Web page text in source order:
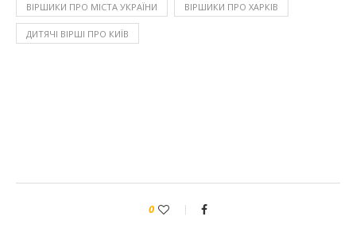
ВІРШИКИ ПРО МІСТА УКРАЇНИ ВІРШИКИ ПРО ХАРКІВ
ДИТЯЧІ ВІРШІ ПРО КИЇВ
0